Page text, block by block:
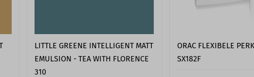
LITTLE GREENE INTELLIGENT MATT
EMULSION - TEA WITH FLORENCE
310
ORAC FLEXIBELE
SX182F